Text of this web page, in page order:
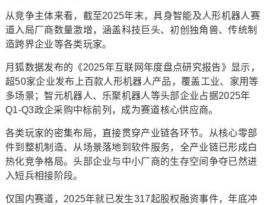
从竞争主体来看，截至2025年末，具身智能及人形机器人赛
道入局厂商数量激增，涵盖科技巨头、初创独角兽、传统制
造跨界企业等各类玩家。
月狐数据发布的《2025年互联网年度盘点研究报告》显示，
超50家企业发布上百款人形机器人产品，覆盖工业、家用等
多场景；智元机器人、乐聚机器人等头部企业占据2025年
Q1-Q3政企采购中标前列，成为赛道核心供应商。
各类玩家的密集布局，直接贯穿产业链各环节。从核心零部
件到整机制造、从场景落地到软件服务，全产业链已形成白
热化竞争格局。头部企业与中小厂商的生存空间争夺已然进
入短兵相接阶段。
仅国内赛道，2025年就已发生317起股权融资事件，年底冲